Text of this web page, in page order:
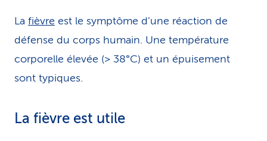
La fièvre est le symptôme d’une réaction de
défense du corps humain. Une température
corporelle élevée (> 38°C) et un épuisement
sont typiques.
La fièvre est utile